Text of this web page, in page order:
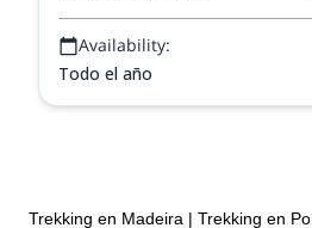
Availability:
Todo el año
Trekking en Madeira | Trekking en